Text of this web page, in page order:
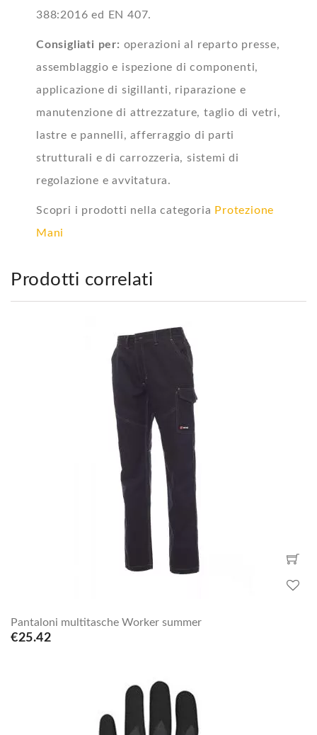
388:2016 ed EN 407.
Consigliati per: operazioni al reparto presse,
assemblaggio e ispezione di componenti,
applicazione di sigillanti, riparazione e
manutenzione di attrezzature, taglio di vetri,
lastre e pannelli, afferraggio di parti
strutturali e di carrozzeria, sistemi di
regolazione e avvitatura.
Scopri i prodotti nella categoria Protezione
Mani
Prodotti correlati
Pantaloni multitasche Worker summer
€25.42